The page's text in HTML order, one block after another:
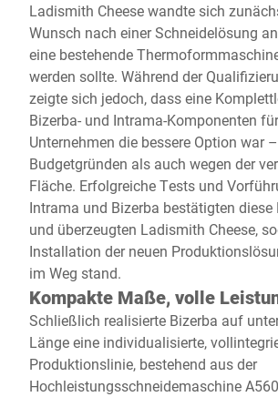
Ladismith Cheese wandte sich
Wunsch nach einer Schneidelösung
eine bestehende
werden sollte. Während der
zeigte sich jedoch, dass eine
Bizerba- und Intrama-Komponenten
Unternehmen die bessere Option war
Budgetgründen als auch wegen der
Fläche. Erfolgreiche Tests und
Intrama und Bizerba bestätigten diese
und überzeugten Ladismith Cheese,
Installation der neuen
im Weg stand.
Kompakte Maße, volle
Schließlich realisierte Bizerba auf
Länge eine individualisierte,
Produktionslinie, bestehend aus der
Hochleistungsschneidemaschine